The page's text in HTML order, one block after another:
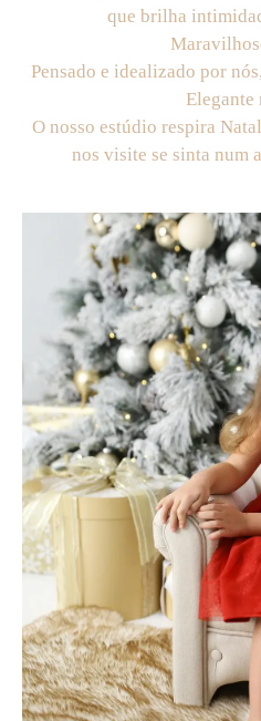
que brilha
Pensado e idealizado por
Elegante
O nosso estúdio respira
nos visite se sinta num